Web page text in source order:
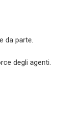
da parte.
degli agenti.